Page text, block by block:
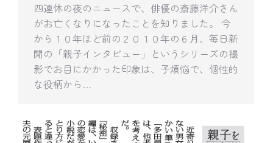
四連休の夜のニュースで、俳優の斎藤洋介さん
がお亡くなりになったことを知りました。 今
から１０年ほど前の２０１０年の６月、毎日新
聞の「親子インタビュー」というシリーズの撮
影でお目にかかった印象は、子煩悩で、個性的
な役柄から…